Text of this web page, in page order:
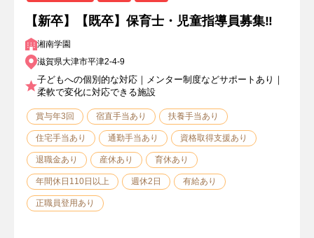
【新卒】【既卒】保育士・児童指導員募集‼
湘南学園
滋賀県大津市平津2-4-9
子どもへの個別的な対応｜メンター制度などサポートあり｜
柔軟で変化に対応できる施設
賞与年3回 宿直手当あり 扶養手当あり
住宅手当あり 通勤手当あり 資格取得支援あり
退職金あり 産休あり 育休あり
年間休日110日以上 週休2日 有給あり
正職員登用あり